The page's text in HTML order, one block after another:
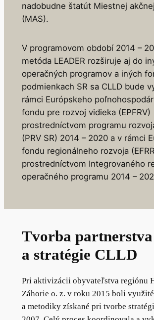
nadobudne štatút Miestnej
(MAS).
V programovom období 2014 –
metóda LEADER rozširuje aj do
operačných programov a iných
podmienkach SR sa CLLD bude
rámci Európskeho
fondu pre rozvoj vidieka (EPFRV)
prostredníctvom programu
(PRV SR) 2014 – 2020 a v rámci
fondu regionálneho rozvoja
prostredníctvom Integrovaného
operačného programu 2014 –
Tvorba partnerstva
a stratégie CLLD
Pri aktivizácii obyvateľstva regiónu
Záhorie o. z. v roku 2015 boli
a metodiky získané pri tvorbe